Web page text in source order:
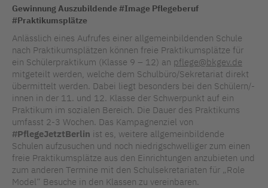
Gewinnung Auszubildende #Image Pflegeberuf
#Praktikumsplätze
Anlässlich eines Aufrufes einer allgemeinbildenden Schule
nach Praktikumsplätzen können freie Praktikumsplätze für
ein Schülerpraktikum (Klasse 9 – 12) an pflege@bkgev.de
mitgeteilt werden, welche dem Schulbüro/Sekretariat direkt
übermittelt werden. Dabei liegt besonders bei den Schülern/-
innen in der 11. und 12. Klasse der Schwerpunkt auf ein
Praktikum im sozialen Bereich. Die Dauer des Praktikums
umfasst 2-3 Wochen. Das Kampagnenziel von
#PflegeJetztBerlin ist es, weitere allgemeinbildende
Schulen aufzusuchen und noch niedrigschwelliger zum einen
freie Praktikumsplätze aus den Einrichtungen anzubieten und
zum anderen Termine mit den Schulsekretariaten für „Role
Model“ Besuche in den Klassen zu vereinbaren.